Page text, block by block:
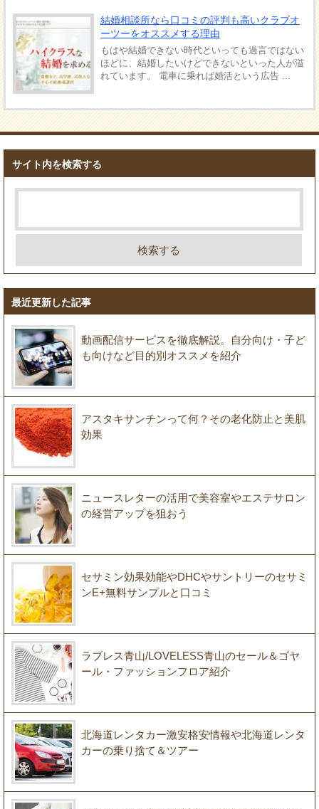
結婚相談所なら口コミの評判も高いクラブオ
ーツーをオススメする理由
もはや結婚できない時代といっても過言ではない
ほどに、結婚したいけどできないといった人が溢
れています。 電車に乗れば婚活という広告 ...
サイト内を検索する
最近更新した記事
動画配信サービスを徹底解説。自分向け・子ど
も向けなど目的別オススメを紹介
アスタキサンチンって何？その老化防止と美肌
効果
ニュースレターの活用で美容室やエステサロン
の経営アップを狙おう
セサミン効果効能やDHCやサントリーのセサミ
ンE+無料サンプルと口コミ
ラブレス青山/LOVELESS青山のセール＆ゴヤ
ール・ファッションフロア紹介
北海道レンタカー激安格安情報や北海道レンタ
カーの乗り捨て＆ツアー